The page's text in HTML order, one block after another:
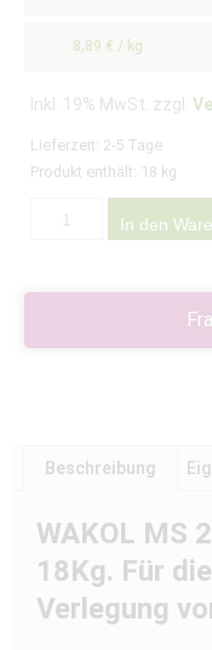
8,89 € / kg
Inkl. 19% MwSt. zzgl.
Lieferzeit: 2-5 Tage
Produkt enthält: 18 kg
In den
Beschreibung
WAKOL MS
18Kg. Für
Verlegung